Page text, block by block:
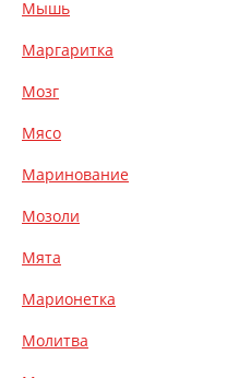
Мышь
Маргаритка
Мозг
Мясо
Маринование
Мозоли
Мята
Марионетка
Молитва